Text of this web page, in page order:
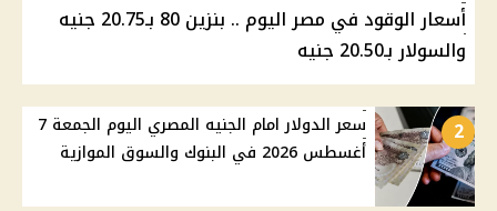
أسعار الوقود في مصر اليوم .. بنزين 80 بـ20.75 جنيه
والسولار بـ20.50 جنيه
2
سعر الدولار امام الجنيه المصري اليوم الجمعة 7
أغسطس 2026 في البنوك والسوق الموازية